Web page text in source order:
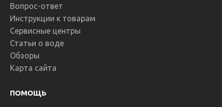
Вопрос-ответ
Инструкции к товарам
Сервисные центры
Статьи о воде
Обзоры
Карта сайта
ПОМОЩЬ